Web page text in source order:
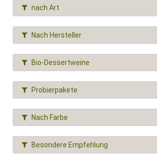
nach Art
Nach Hersteller
Bio-Dessertweine
Probierpakete
Nach Farbe
Besondere Empfehlung